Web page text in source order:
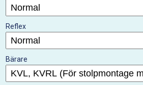
Reflex
Bärare